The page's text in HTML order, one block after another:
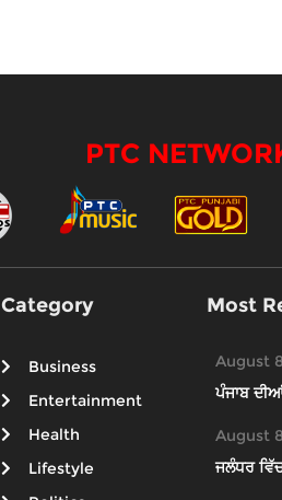
PTC
Category
Business
Entertainment
Health
Lifestyle
Most
August
ਪੰਜਾਬ
August
ਜਲੰਧਰ